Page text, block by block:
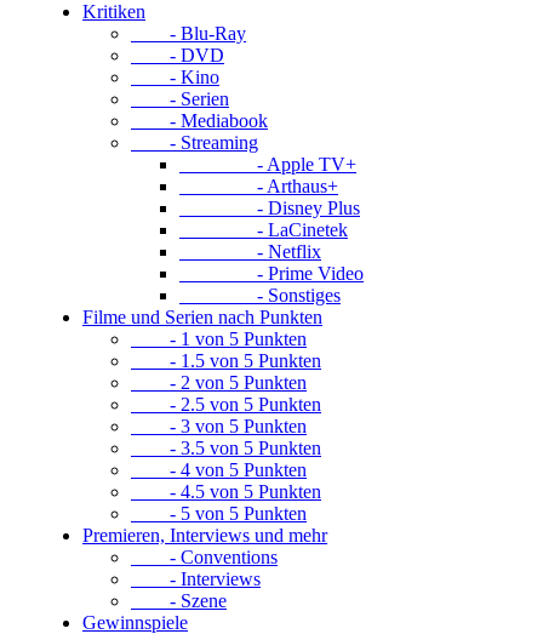
Kritiken
- Blu-Ray
- DVD
- Kino
- Serien
- Mediabook
- Streaming
- Apple TV+
- Arthaus+
- Disney Plus
- LaCinetek
- Netflix
- Prime Video
- Sonstiges
Filme und Serien nach Punkten
- 1 von 5 Punkten
- 1.5 von 5 Punkten
- 2 von 5 Punkten
- 2.5 von 5 Punkten
- 3 von 5 Punkten
- 3.5 von 5 Punkten
- 4 von 5 Punkten
- 4.5 von 5 Punkten
- 5 von 5 Punkten
Premieren, Interviews und mehr
- Conventions
- Interviews
- Szene
Gewinnspiele